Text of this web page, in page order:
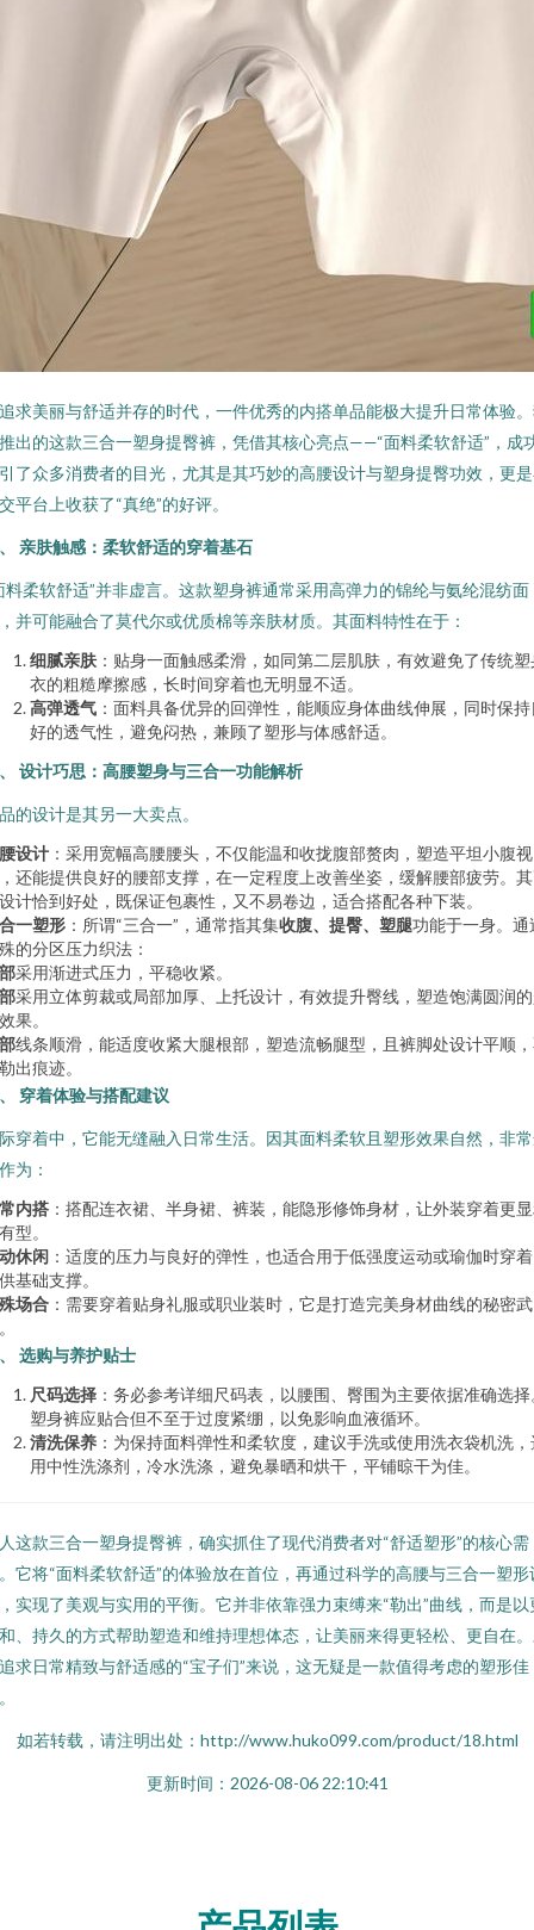
求美丽与舒适并存的时代，一件优秀的内搭单品能极大提升日常体验
出的这款三合一塑身提臀裤，凭借其核心亮点——“面料柔软舒适”，成
了众多消费者的目光，尤其是其巧妙的高腰设计与塑身提臀功效，更
平台上收获了“真绝”的好评。
亲肤触感：柔软舒适的穿着基石
料柔软舒适”并非虚言。这款塑身裤通常采用高弹力的锦纶与氨纶混纺面
并可能融合了莫代尔或优质棉等亲肤材质。其面料特性在于：
细腻亲肤 ：贴身一面触感柔滑，如同第二层肌肤，有效避免了传统塑
衣的粗糙摩擦感，长时间穿着也无明显不适。
高弹透气 ：面料具备优异的回弹性，能顺应身体曲线伸展，同时保持
好的透气性，避免闷热，兼顾了塑形与体感舒适。
设计巧思：高腰塑身与三合一功能解析
的设计是其另一大卖点。
设计 ：采用宽幅高腰腰头，不仅能温和收拢腹部赘肉，塑造平坦小腹视
还能提供良好的腰部支撑，在一定程度上改善坐姿，缓解腰部疲劳。
计恰到好处，既保证包裹性，又不易卷边，适合搭配各种下装。
一塑形 ：所谓“三合一”，通常指其集收腹、提臀、塑腿功能于一身。通
的分区压力织法：
采用渐进式压力，平稳收紧。
采用立体剪裁或局部加厚、上托设计，有效提升臀线，塑造饱满圆润
果。
线条顺滑，能适度收紧大腿根部，塑造流畅腿型，且裤脚处设计平顺
出痕迹。
穿着体验与搭配建议
穿着中，它能无缝融入日常生活。因其面料柔软且塑形效果自然，非
为：
内搭 ：搭配连衣裙、半身裙、裤装，能隐形修饰身材，让外装穿着更
型。
休闲 ：适度的压力与良好的弹性，也适合用于低强度运动或瑜伽时穿
基础支撑。
场合 ：需要穿着贴身礼服或职业装时，它是打造完美身材曲线的秘密武
选购与养护贴士
尺码选择 ：务必参考详细尺码表，以腰围、臀围为主要依据准确选择
塑身裤应贴合但不至于过度紧绷，以免影响血液循环。
清洗保养 ：为保持面料弹性和柔软度，建议手洗或使用洗衣袋机洗，
用中性洗涤剂，冷水洗涤，避免暴晒和烘干，平铺晾干为佳。
这款三合一塑身提臀裤，确实抓住了现代消费者对“舒适塑形”的核心需
它将“面料柔软舒适”的体验放在首位，再通过科学的高腰与三合一塑形
实现了美观与实用的平衡。它并非依靠强力束缚来“勒出”曲线，而是以
、持久的方式帮助塑造和维持理想体态，让美丽来得更轻松、更自在
求日常精致与舒适感的“宝子们”来说，这无疑是一款值得考虑的塑形佳
如若转载，请注明出处：http://www.huko099.com/product/18.html
更新时间：2026-08-06 22:10:41